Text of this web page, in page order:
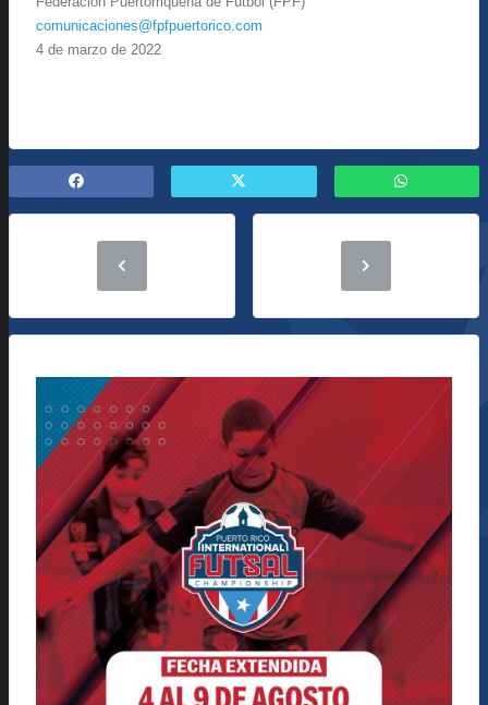
comunicaciones@fpfpuertorico.com
4 de marzo de 2022